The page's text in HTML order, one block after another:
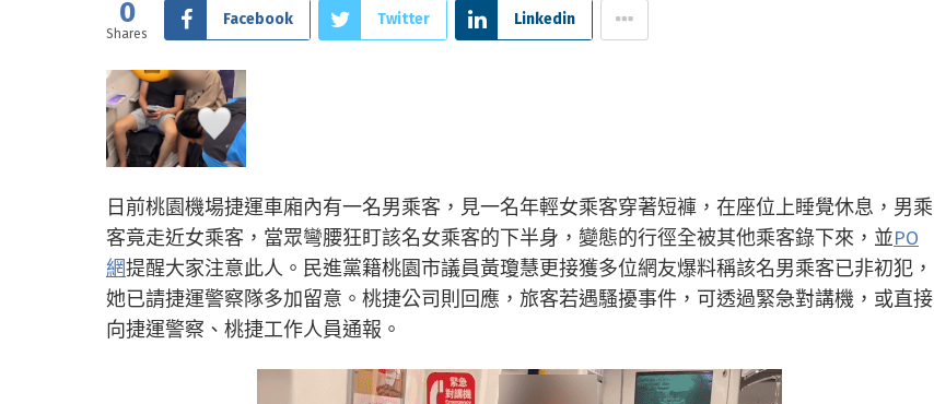
0
Shares
Facebook Twitter Linkedin
日前桃園機場捷運車廂內有一名男乘客，見一名年輕女乘客穿著短褲，在座位上睡覺休息，男乘
客竟走近女乘客，當眾彎腰狂盯該名女乘客的下半身，變態的行徑全被其他乘客錄下來，並PO
網提醒大家注意此人。民進黨籍桃園市議員黃瓊慧更接獲多位網友爆料稱該名男乘客已非初犯，
她已請捷運警察隊多加留意。桃捷公司則回應，旅客若遇騷擾事件，可透過緊急對講機，或直接
向捷運警察、桃捷工作人員通報。